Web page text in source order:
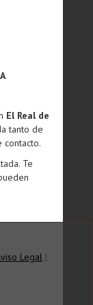
El Real de
tanto de
contacto.
Te
Legal |